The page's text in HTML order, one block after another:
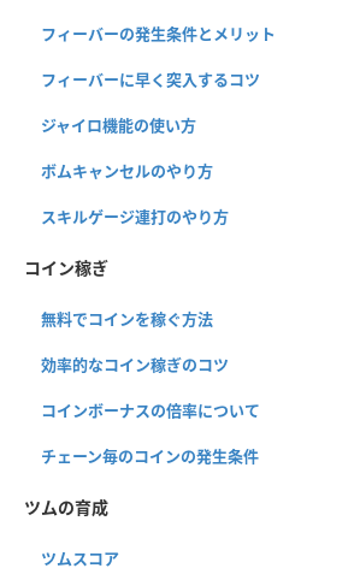
フィーバーの発生条件とメリット
フィーバーに早く突入するコツ
ジャイロ機能の使い方
ボムキャンセルのやり方
スキルゲージ連打のやり方
コイン稼ぎ
無料でコインを稼ぐ方法
効率的なコイン稼ぎのコツ
コインボーナスの倍率について
チェーン毎のコインの発生条件
ツムの育成
ツムスコア